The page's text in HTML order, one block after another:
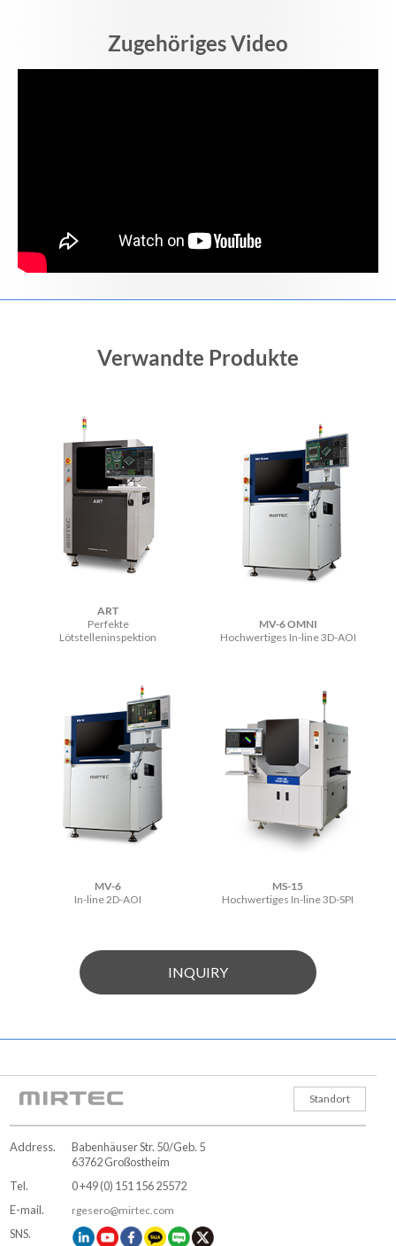
Zugehöriges Video
Verwandte Produkte
ART
Perfekte
Lötstelleninspektion
MV-6 OMNI
Hochwertiges In-line 3D-AOI
MV-6
In-line 2D-AOI
MS-15
Hochwertiges In-line 3D-SPI
INQUIRY
Standort
Address.
Babenhäuser Str. 50/Geb. 5
63762 Großostheim
Tel.
0 +49 (0) 151 156 25572
E-mail.
rgesero@mirtec.com
SNS.